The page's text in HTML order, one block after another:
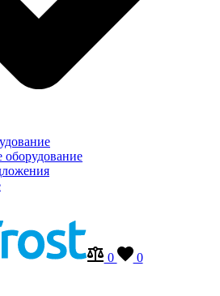
оборудование
0
0